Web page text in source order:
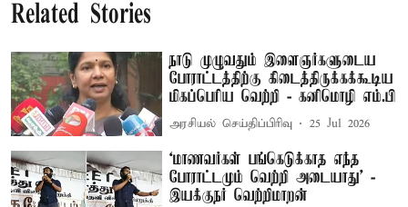
Related Stories
நாடு முழுவதும் இளைஞர்களுடைய
போராட்டத்திற்கு கிடைத்திருக்கக்கூடிய
மிகப்பெரிய வெற்றி - கனிமொழி எம்.பி
அரசியல் செய்திப்பிரிவு 25 Jul 2026
‘மாணவர்கள் பங்கெடுக்காத எந்த
போராட்டமும் வெற்றி அடையாது’ -
இயக்குநர் வெற்றிமாறன்